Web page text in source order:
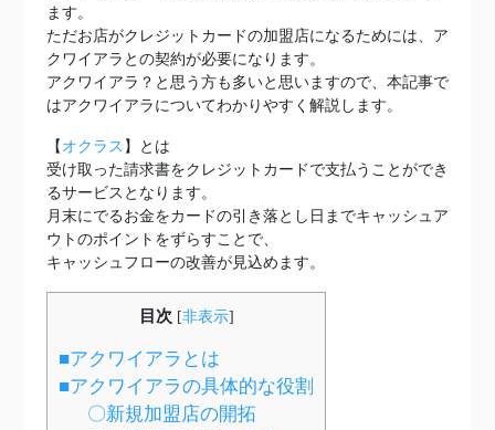
ます。
ただお店がクレジットカードの加盟店になるためには、ア
クワイアラとの契約が必要になります。
アクワイアラ？と思う方も多いと思いますので、本記事で
はアクワイアラについてわかりやすく解説します。
【 オクラス 】とは
受け取った請求書をクレジットカードで支払うことができ
るサービスとなります。
月末にでるお金をカードの引き落とし日までキャッシュア
ウトのポイントをずらすことで、
キャッシュフローの改善が見込めます。
目次 [非表示]
■アクワイアラとは
■アクワイアラの具体的な役割
〇新規加盟店の開拓